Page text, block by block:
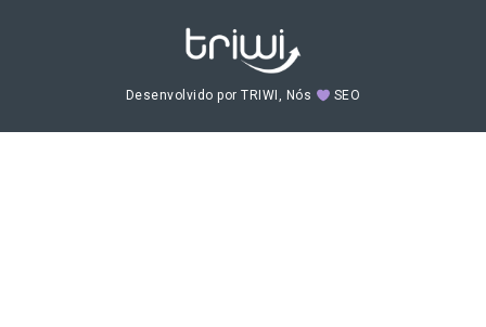
Desenvolvido por TRIWI, Nós SEO